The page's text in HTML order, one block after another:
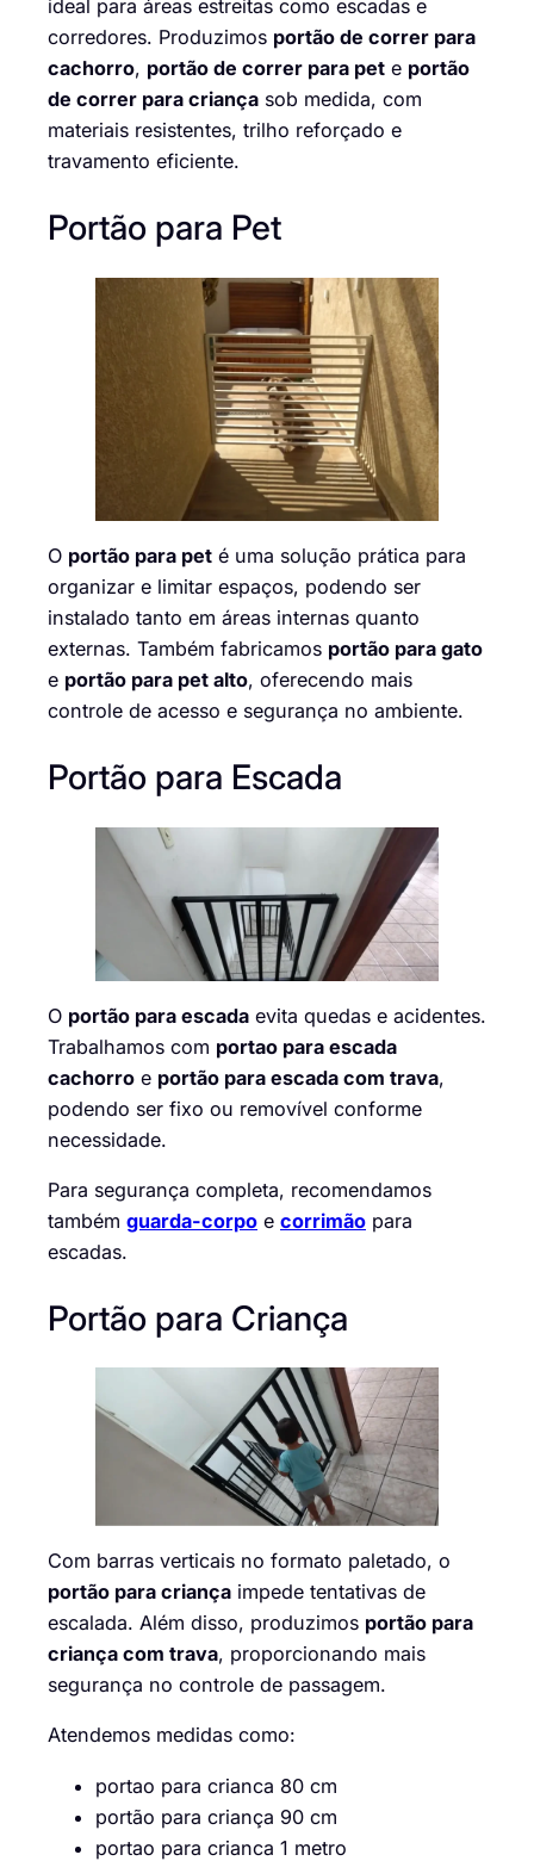
ideal para áreas estreitas como escadas e
corredores. Produzimos portão de correr para
cachorro, portão de correr para pet e portão
de correr para criança sob medida, com
materiais resistentes, trilho reforçado e
travamento eficiente.
Portão para Pet
O portão para pet é uma solução prática para
organizar e limitar espaços, podendo ser
instalado tanto em áreas internas quanto
externas. Também fabricamos portão para gato
e portão para pet alto, oferecendo mais
controle de acesso e segurança no ambiente.
Portão para Escada
O portão para escada evita quedas e acidentes.
Trabalhamos com portao para escada
cachorro e portão para escada com trava,
podendo ser fixo ou removível conforme
necessidade.
Para segurança completa, recomendamos
também guarda-corpo e corrimão para
escadas.
Portão para Criança
Com barras verticais no formato paletado, o
portão para criança impede tentativas de
escalada. Além disso, produzimos portão para
criança com trava, proporcionando mais
segurança no controle de passagem.
Atendemos medidas como:
portao para crianca 80 cm
portão para criança 90 cm
portao para crianca 1 metro